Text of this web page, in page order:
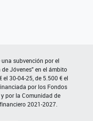
subvención por el
Jóvenes" en el ámbito
30-04-25, de 5.500 € el
por los Fondos
por la Comunidad de
2021-2027.